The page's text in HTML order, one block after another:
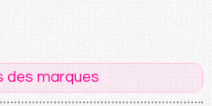
des marques